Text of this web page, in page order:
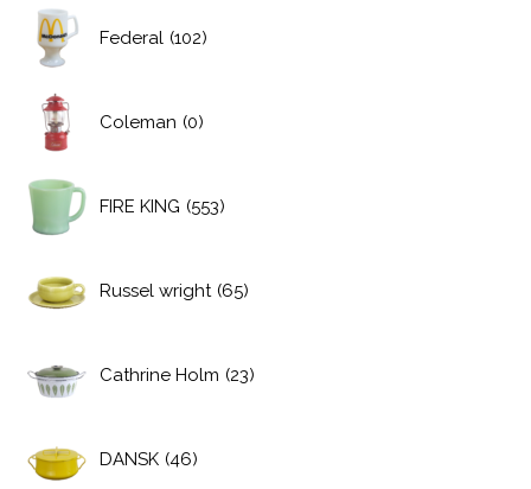
Federal (102)
Coleman (0)
FIRE KING (553)
Russel wright (65)
Cathrine Holm (23)
DANSK (46)